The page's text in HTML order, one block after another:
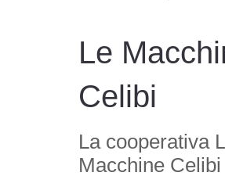
Le
Celibi
La cooperativa
Macchine Celibi